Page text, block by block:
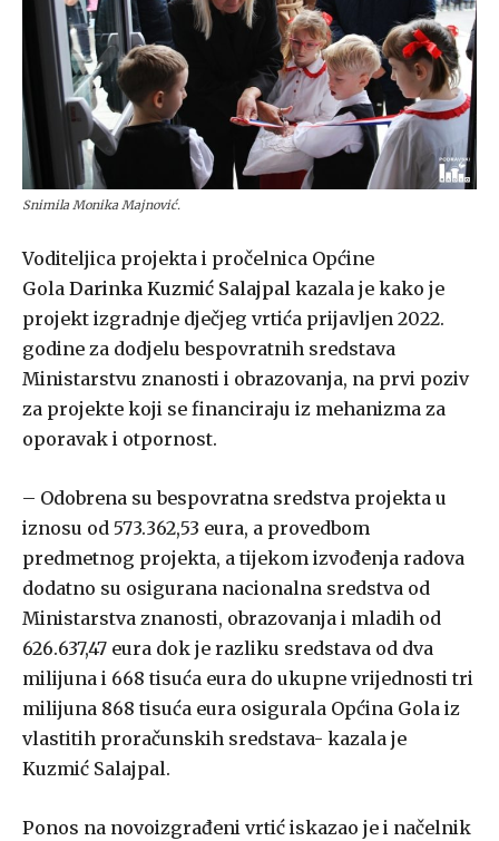
Snimila Monika Majnović.
Voditeljica projekta i pročelnica Općine
Gola Darinka Kuzmić Salajpal kazala je kako je
projekt izgradnje dječjeg vrtića prijavljen 2022.
godine za dodjelu bespovratnih sredstava
Ministarstvu znanosti i obrazovanja, na prvi poziv
za projekte koji se financiraju iz mehanizma za
oporavak i otpornost.
– Odobrena su bespovratna sredstva projekta u
iznosu od 573.362,53 eura, a provedbom
predmetnog projekta, a tijekom izvođenja radova
dodatno su osigurana nacionalna sredstva od
Ministarstva znanosti, obrazovanja i mladih od
626.637,47 eura dok je razliku sredstava od dva
milijuna i 668 tisuća eura do ukupne vrijednosti tri
milijuna 868 tisuća eura osigurala Općina Gola iz
vlastitih proračunskih sredstava- kazala je
Kuzmić Salajpal.
Ponos na novoizgrađeni vrtić iskazao je i načelnik